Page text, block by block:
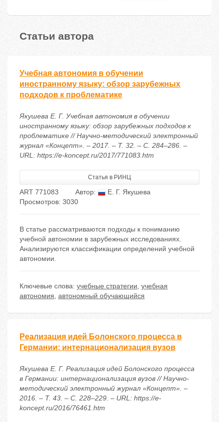
Статьи автора
Учебная автономия в обучении
иностранному языку: обзор зарубежных
подходов к проблематике
Якушева Е. Г. Учебная автономия в обучении
иностранному языку: обзор зарубежных подходов к
проблематике // Научно-методический электронный
журнал «Концепт». – 2017. – Т. 32. – С. 284–286. –
URL: https://e-koncept.ru/2017/771083.htm
Статья в РИНЦ
ART 771083 Автор:
Е. Г. Якушева
Просмотров: 3030
В статье рассматриваются подходы к пониманию
учебной автономии в зарубежных исследованиях.
Анализируются классификации определений учебной
автономии.
Ключевые слова: учебные стратегии, учебная
автономия, автономный обучающийся
Реализация идей Болонского процесса в
Германии: интернационализация вузов
Якушева Е. Г. Реализация идей Болонского процесса
в Германии: интернационализация вузов // Научно-
методический электронный журнал «Концепт». –
2016. – Т. 43. – С. 228–229. – URL: https://e-
koncept.ru/2016/76461.htm